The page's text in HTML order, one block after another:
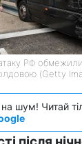
РФ
(Getty
шум! Читай